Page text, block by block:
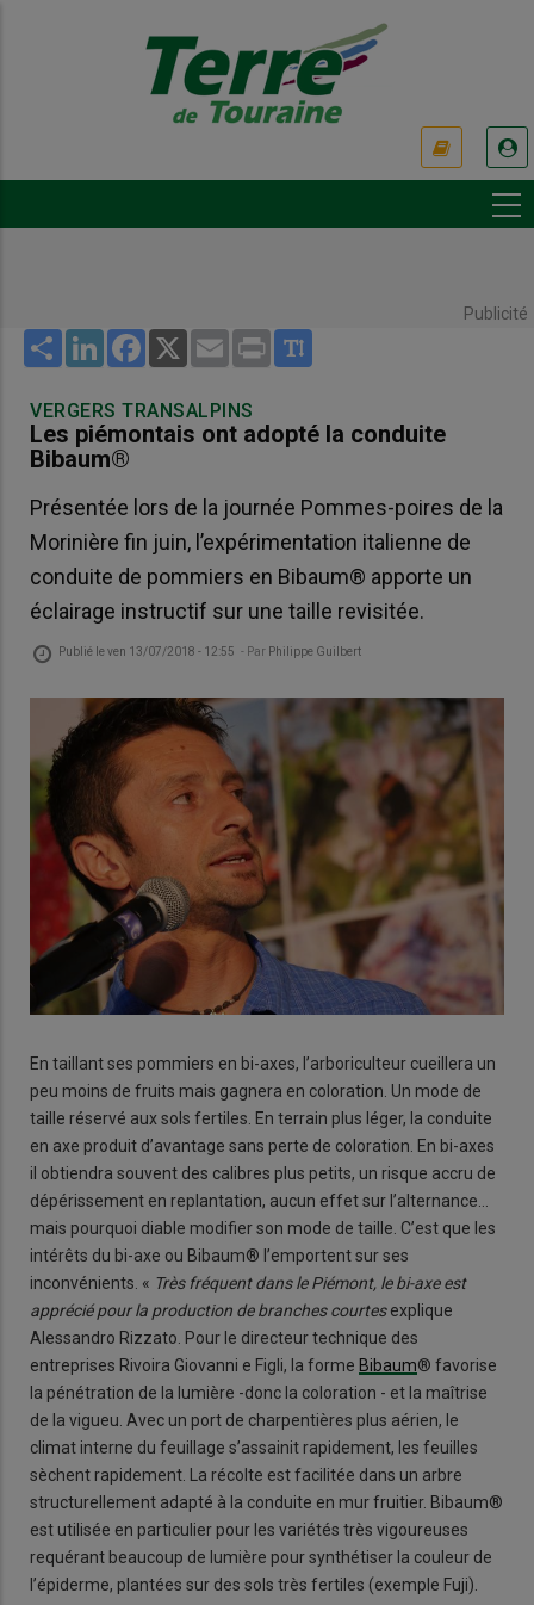
Publicité
Share LinkedInFacebook
X Email Print
VERGERS TRANSALPINS
Les piémontais ont adopté la conduite
Bibaum®
Présentée lors de la journée Pommes-poires de la
Morinière fin juin, l’expérimentation italienne de
conduite de pommiers en Bibaum® apporte un
éclairage instructif sur une taille revisitée.
Publié leven 13/07/2018 - 12:55 - Par Philippe Guilbert
En taillant ses pommiers en bi-axes, l’arboriculteur cueillera un
peu moins de fruits mais gagnera en coloration. Un mode de
taille réservé aux sols fertiles. En terrain plus léger, la conduite
en axe produit d’avantage sans perte de coloration. En bi-axes
il obtiendra souvent des calibres plus petits, un risque accru de
dépérissement en replantation, aucun effet sur l’alternance…
mais pourquoi diable modifier son mode de taille. C’est que les
intérêts du bi-axe ou Bibaum® l’emportent sur ses
inconvénients. « Très fréquent dans le Piémont, le bi-axe est
apprécié pour la production de branches courtesexplique
Alessandro Rizzato. Pour le directeur technique des
entreprises Rivoira Giovanni e Figli, la forme Bibaum® favorise
la pénétration de la lumière -donc la coloration - et la maîtrise
de la vigueu. Avec un port de charpentières plus aérien, le
climat interne du feuillage s’assainit rapidement, les feuilles
sèchent rapidement. La récolte est facilitée dans un arbre
structurellement adapté à la conduite en mur fruitier. Bibaum®
est utilisée en particulier pour les variétés très vigoureuses
requérant beaucoup de lumière pour synthétiser la couleur de
l’épiderme, plantées sur des sols très fertiles (exemple Fuji).